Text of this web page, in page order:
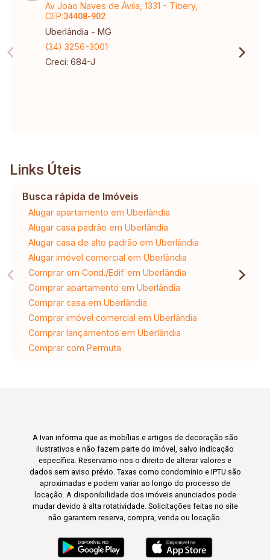
Av Joao Naves de Ávila, 1331 - Tibery,
CEP:34408-902
Uberlândia - MG
(34) 3256-3001
Creci: 684-J
Links Úteis
Busca rápida de Imóveis
Alugar apartamento em Uberlândia
Alugar casa padrão em Uberlândia
Alugar casa de alto padrão em Uberlândia
Alugar imóvel comercial em Uberlândia
Comprar em Cond./Edif. em Uberlândia
Comprar apartamento em Uberlândia
Comprar casa em Uberlândia
Comprar imóvel comercial em Uberlândia
Comprar lançamentos em Uberlândia
Comprar com Permuta
A Ivan informa que as mobílias e artigos de decoração são
ilustrativos e não fazem parte do imóvel, salvo indicação
específica. Reservamo-nos o direito de alterar valores e
dados sem aviso prévio. Taxas como condomínio e IPTU são
aproximadas e podem variar ao longo do processo de
locação. A disponibilidade dos imóveis anunciados pode
mudar devido à alta rotatividade. Solicitações feitas no site
não garantem reserva, compra, venda ou locação.